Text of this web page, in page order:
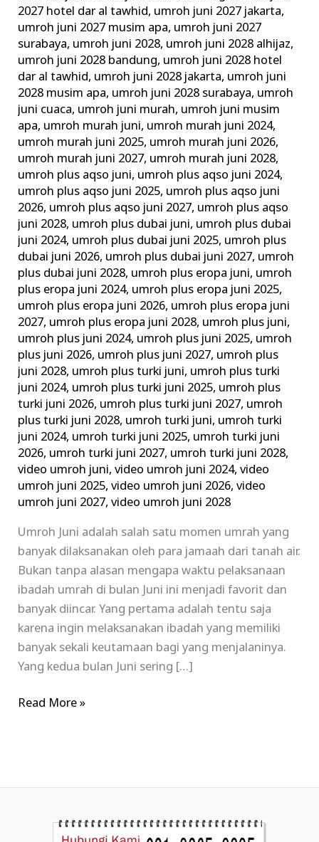
2027 hotel dar al tawhid, umroh juni 2027 jakarta,
umroh juni 2027 musim apa, umroh juni 2027
surabaya, umroh juni 2028, umroh juni 2028 alhijaz,
umroh juni 2028 bandung, umroh juni 2028 hotel
dar al tawhid, umroh juni 2028 jakarta, umroh juni
2028 musim apa, umroh juni 2028 surabaya, umroh
juni cuaca, umroh juni murah, umroh juni musim
apa, umroh murah juni, umroh murah juni 2024,
umroh murah juni 2025, umroh murah juni 2026,
umroh murah juni 2027, umroh murah juni 2028,
umroh plus aqso juni, umroh plus aqso juni 2024,
umroh plus aqso juni 2025, umroh plus aqso juni
2026, umroh plus aqso juni 2027, umroh plus aqso
juni 2028, umroh plus dubai juni, umroh plus dubai
juni 2024, umroh plus dubai juni 2025, umroh plus
dubai juni 2026, umroh plus dubai juni 2027, umroh
plus dubai juni 2028, umroh plus eropa juni, umroh
plus eropa juni 2024, umroh plus eropa juni 2025,
umroh plus eropa juni 2026, umroh plus eropa juni
2027, umroh plus eropa juni 2028, umroh plus juni,
umroh plus juni 2024, umroh plus juni 2025, umroh
plus juni 2026, umroh plus juni 2027, umroh plus
juni 2028, umroh plus turki juni, umroh plus turki
juni 2024, umroh plus turki juni 2025, umroh plus
turki juni 2026, umroh plus turki juni 2027, umroh
plus turki juni 2028, umroh turki juni, umroh turki
juni 2024, umroh turki juni 2025, umroh turki juni
2026, umroh turki juni 2027, umroh turki juni 2028,
video umroh juni,video umroh juni 2024,video
umroh juni 2025,video umroh juni 2026,video
umroh juni 2027,video umroh juni 2028
Umroh Juni adalah salah satu momen umrah yang
banyak dilaksanakan oleh para jamaah dari tanah air.
Bukan tanpa alasan mengapa waktu pelaksanaan
ibadah umrah di bulan Juni ini menjadi favorit dan
banyak diincar. Yang pertama adalah tentu saja
karena ingin melaksanakan ibadah yang memiliki
banyak sekali keutamaan bagi yang menjalaninya.
Yang kedua bulan Juni sering […]
Read More »